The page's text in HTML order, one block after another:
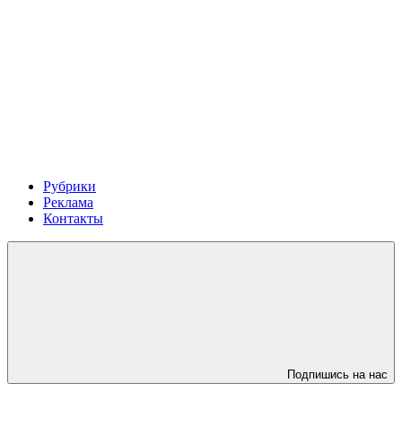
Рубрики
Реклама
Контакты
Подпишись на нас